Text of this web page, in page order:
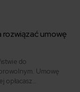
umowę
do
Umowę
opłacasz